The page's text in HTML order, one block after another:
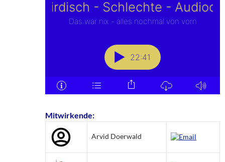
Mitwirkende:
Arvid Doerwald